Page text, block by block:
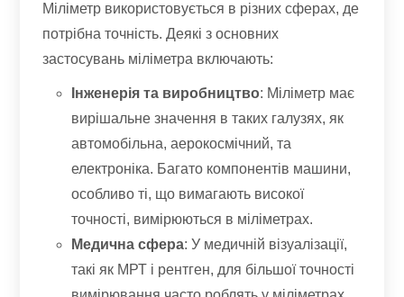
Міліметр використовується в різних сферах, де
потрібна точність. Деякі з основних
застосувань міліметра включають:
Інженерія та виробництво: Міліметр має
вирішальне значення в таких галузях, як
автомобільна, аерокосмічний, та
електроніка. Багато компонентів машини,
особливо ті, що вимагають високої
точності, вимірюються в міліметрах.
Медична сфера: У медичній візуалізації,
такі як МРТ і рентген, для більшої точності